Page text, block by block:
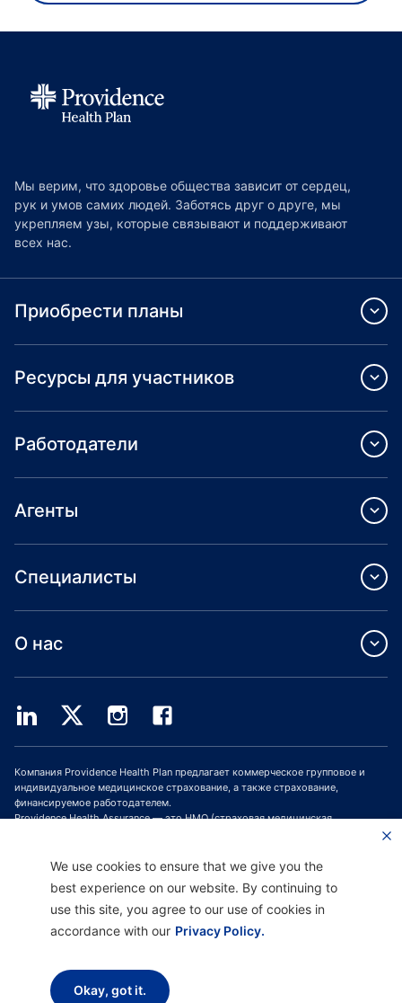
Мы верим, что здоровье общества зависит от сердец,
рук и умов самих людей. Заботясь друг о друге, мы
укрепляем узы, которые связывают и поддерживают
всех нас.
Приобрести планы
Ресурсы для участников
Работодатели
Агенты
Специалисты
О нас
Компания Providence Health Plan предлагает коммерческое групповое и
индивидуальное медицинское страхование, а также страхование,
финансируемое работодателем.
Providence Health Assurance — это HMO (страховая медицинская
Medicare и Oregon Health Plan. Зачисление в программу медицинского
использования и политика конфиденциальности
We use cookies to ensure that we give you the
best experience on our website. By continuing to
use this site, you agree to our use of cookies in
accordance with our Privacy Policy.
Okay, got it.